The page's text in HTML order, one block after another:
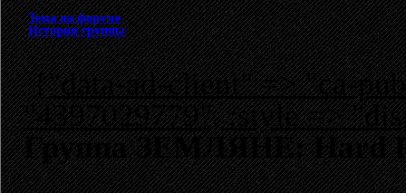
Тема на форуме
История группы
{"data-ad-client" => "ca-
"4397029779", :style =>
Группа ЗЕМЛЯНЕ: Hard